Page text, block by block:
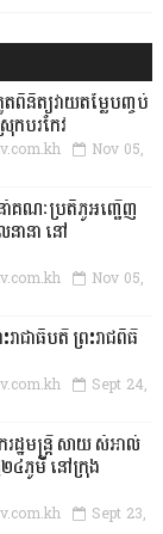
ពិនិត្យវាយតម្លៃបញ្ចប់
បរកែវ
Nov 05,
គណៈប្រតិភូអញ្ជើញ
ានា នៅ
Nov 05,
ាជាធិបតី ព្រះរាជពិធី
Sept 24,
ដ្ឋមន្ដ្រី សាយ សំអាល់
២៤ភូមិ នៅក្រុង
Sept 23,